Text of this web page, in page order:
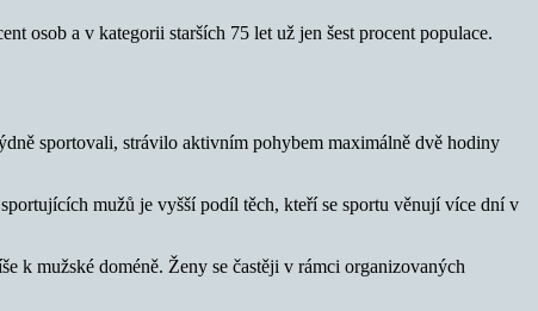
osob a v kategorii starších 75 let už jen šest procent populace.
sportovali, strávilo aktivním pohybem maximálně dvě hodiny
mužů je vyšší podíl těch, kteří se sportu věnují více dní v
k mužské doméně. Ženy se častěji v rámci organizovaných